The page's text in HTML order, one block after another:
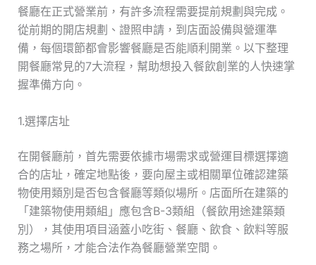
餐廳在正式營業前，有許多流程需要提前規劃與完成。
從前期的開店規劃、證照申請，到店面設備與營運準
備，每個環節都會影響餐廳是否能順利開業。以下整理
開餐廳常見的7大流程，幫助想投入餐飲創業的人快速掌
握準備方向。
1.選擇店址
在開餐廳前，首先需要依據市場需求或營運目標選擇適
合的店址，確定地點後，要向屋主或相關單位確認建築
物使用類別是否包含餐廳等類似場所。店面所在建築的
「建築物使用類組」應包含B-3類組（餐飲用途建築類
別），其使用項目涵蓋小吃街、餐廳、飲食、飲料等服
務之場所，才能合法作為餐廳營業空間。